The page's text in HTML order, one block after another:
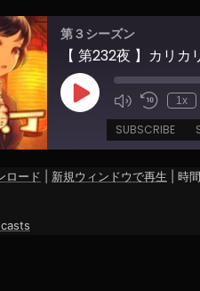
第３シーズン
【 第232夜 】カリ
Play
Episode
1x
SUBSCRIBE
ロード 新規ウィンドウで再生 時